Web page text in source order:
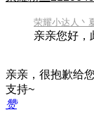
荣耀小达人丶
亲亲您好，
亲亲，很抱歉给
支持~
赞